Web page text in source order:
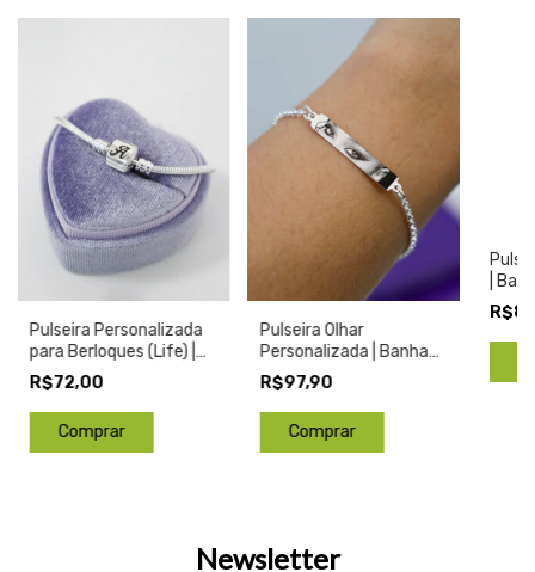
Pulseira Personalizada
para Berloques (Life) |
Banhada a Prata
R$72,00
Comprar
Pulseira Olhar
Personalizada | Banhada
a Prata
R$97,90
|
Newsletter